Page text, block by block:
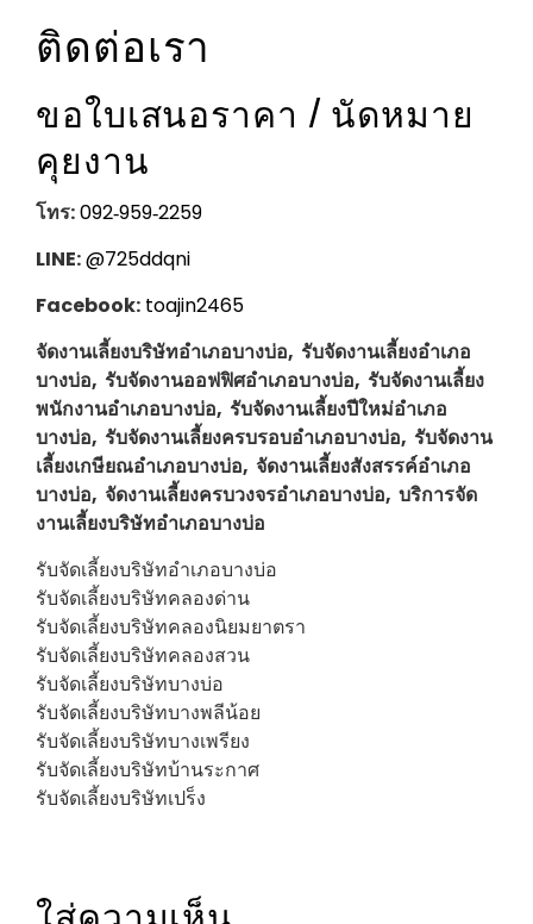
ติดต่อเรา
ขอใบเสนอราคา / นัดหมาย
คุยงาน
โทร:092‑959‑2259
LINE:@725ddqni
Facebook: toajin2465
จัดงานเลี้ยงบริษัทอำเภอบางบ่อ, รับจัดงานเลี้ยงอำเภอ
บางบ่อ, รับจัดงานออฟฟิศอำเภอบางบ่อ, รับจัดงานเลี้ยง
พนักงานอำเภอบางบ่อ, รับจัดงานเลี้ยงปีใหม่อำเภอ
บางบ่อ, รับจัดงานเลี้ยงครบรอบอำเภอบางบ่อ, รับจัดงาน
เลี้ยงเกษียณอำเภอบางบ่อ, จัดงานเลี้ยงสังสรรค์อำเภอ
บางบ่อ, จัดงานเลี้ยงครบวงจรอำเภอบางบ่อ, บริการจัด
งานเลี้ยงบริษัทอำเภอบางบ่อ
รับจัดเลี้ยงบริษัทอำเภอบางบ่อ
รับจัดเลี้ยงบริษัทคลองด่าน
รับจัดเลี้ยงบริษัทคลองนิยมยาตรา
รับจัดเลี้ยงบริษัทคลองสวน
รับจัดเลี้ยงบริษัทบางบ่อ
รับจัดเลี้ยงบริษัทบางพลีน้อย
รับจัดเลี้ยงบริษัทบางเพรียง
รับจัดเลี้ยงบริษัทบ้านระกาศ
รับจัดเลี้ยงบริษัทเปร็ง